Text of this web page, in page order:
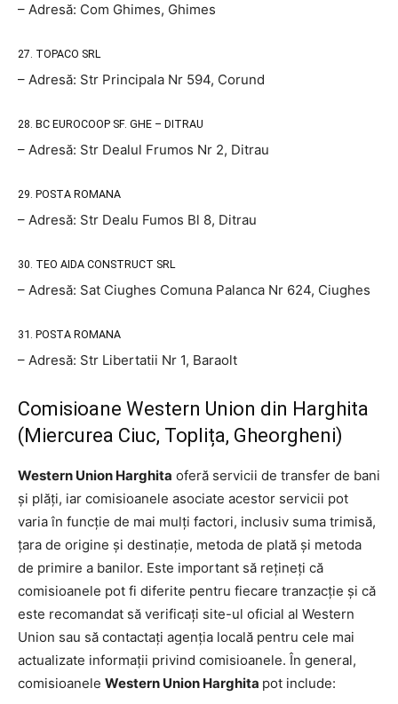
– Adresă: Com Ghimes, Ghimes
27. TOPACO SRL
– Adresă: Str Principala Nr 594, Corund
28. BC EUROCOOP SF. GHE – DITRAU
– Adresă: Str Dealul Frumos Nr 2, Ditrau
29. POSTA ROMANA
– Adresă: Str Dealu Fumos Bl 8, Ditrau
30. TEO AIDA CONSTRUCT SRL
– Adresă: Sat Ciughes Comuna Palanca Nr 624, Ciughes
31. POSTA ROMANA
– Adresă: Str Libertatii Nr 1, Baraolt
Comisioane Western Union din Harghita
(Miercurea Ciuc, Toplița, Gheorgheni)
Western Union Harghita oferă servicii de transfer de bani
și plăți, iar comisioanele asociate acestor servicii pot
varia în funcție de mai mulți factori, inclusiv suma trimisă,
țara de origine și destinație, metoda de plată și metoda
de primire a banilor. Este important să rețineți că
comisioanele pot fi diferite pentru fiecare tranzacție și că
este recomandat să verificați site-ul oficial al Western
Union sau să contactați agenția locală pentru cele mai
actualizate informații privind comisioanele. În general,
comisioanele Western Union Harghita pot include: